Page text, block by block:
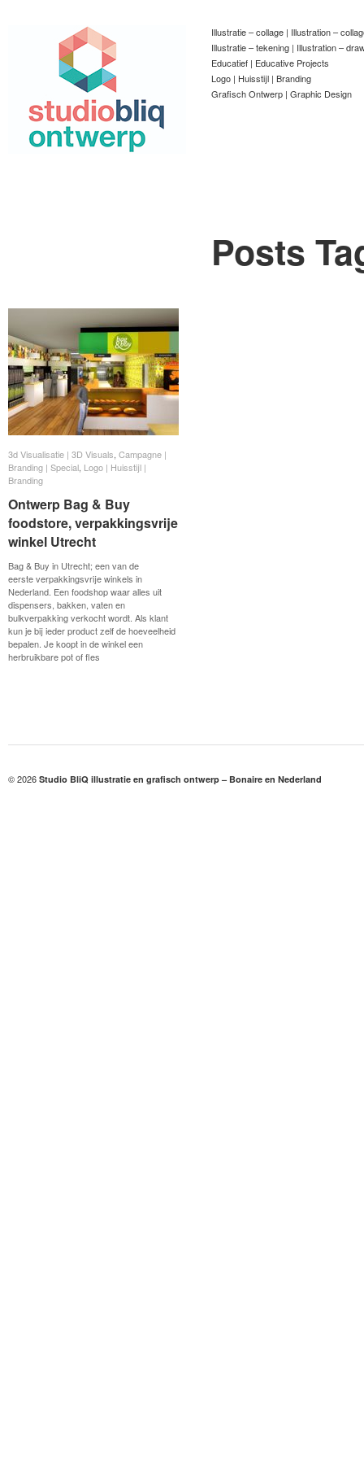
Illustratie – collage | Illustration –
Illustratie – tekening | Illustration –
Educatief | Educative Projects
Logo | Huisstijl | Branding
Grafisch Ontwerp | Graphic Design
Posts
3d Visualisatie | 3D Visuals Campagne |
Branding | Special Logo | Huisstijl |
Branding
Ontwerp Bag & Buy
foodstore, verpakkingsvrije
winkel Utrecht
Bag & Buy in Utrecht; een van de
eerste verpakkingsvrije winkels in
Nederland. Een foodshop waar alles uit
dispensers, bakken, vaten en
bulkverpakking verkocht wordt. Als klant
kun je bij ieder product zelf de hoeveelheid
bepalen. Je koopt in de winkel een
herbruikbare pot of fles
3d Visualisatie | 3D Visuals Campagne |
Branding | Special Logo | Huisstijl |
Branding
Ontwerp Bag & Buy
foodstore, verpakkingsvrije
winkel Utrecht
© 2026 Studio BliQ illustratie en grafisch ontwerp – Bonaire en Nederland